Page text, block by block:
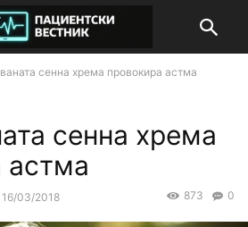
сенна хрема провокира астма
сенна хрема
астма
16/03/2018 0
873